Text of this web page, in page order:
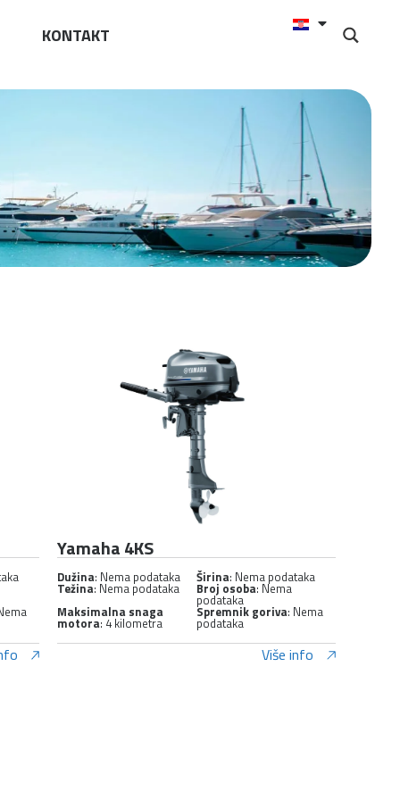
KONTAKT
Yamaha 4KS
Dužina: Nema podataka Širina: Nema podataka
Težina: Nema podataka Broj osoba: Nema
podataka
Maksimalna snaga
motora: 4 kilometra
Spremnik goriva: Nema
podataka
Više info